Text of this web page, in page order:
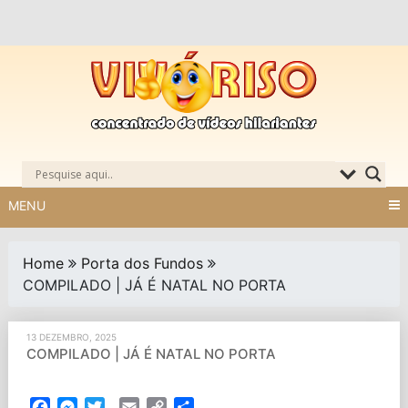
MENU
Home
Porta dos Fundos
COMPILADO | JÁ É NATAL NO PORTA
13 DEZEMBRO, 2025
COMPILADO | JÁ É NATAL NO PORTA